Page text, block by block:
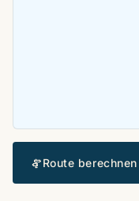
Route berechnen